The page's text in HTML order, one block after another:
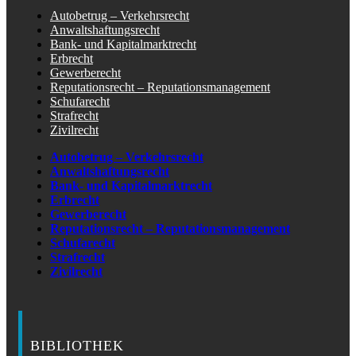
Autobetrug – Verkehrsrecht
Anwaltshaftungsrecht
Bank- und Kapitalmarktrecht
Erbrecht
Gewerberecht
Reputationsrecht – Reputationsmanagement
Schufarecht
Strafrecht
Zivilrecht
Autobetrug – Verkehrsrecht
Anwaltshaftungsrecht
Bank- und Kapitalmarktrecht
Erbrecht
Gewerberecht
Reputationsrecht – Reputationsmanagement
Schufarecht
Strafrecht
Zivilrecht
BIBLIOTHEK